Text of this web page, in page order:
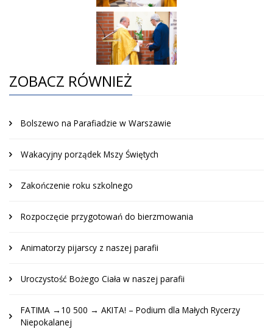
ZOBACZ RÓWNIEŻ
Bolszewo na Parafiadzie w Warszawie
Wakacyjny porządek Mszy Świętych
Zakończenie roku szkolnego
Rozpoczęcie przygotowań do bierzmowania
Animatorzy pijarscy z naszej parafii
Uroczystość Bożego Ciała w naszej parafii
FATIMA →10 500 → AKITA! – Podium dla Małych Rycerzy
Niepokalanej